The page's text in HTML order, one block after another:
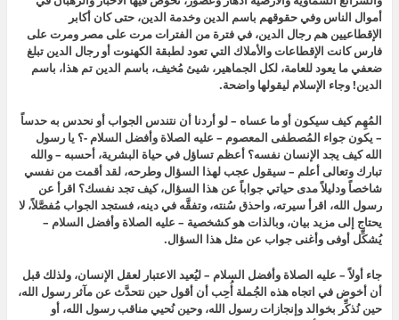
أموال الناس وفي حقوقهم باسم الدين وخدمة الدين، حتى كان أكابر
الإقطاعيين هم رجال الدين، في فترة من الفترات مرت على مصر ومرت على
فارس كانت الإقطاعات والأملاك التي تعود لطبقة الكهنوت أو رجال الدين تبلغ
ضعفي ما يعود للعامة، لكل الجماهير، شيئ مُخيف، باسم الدين تم هذا، باسم
الدين! وجاء الإسلام ليقولها واضحة.
المُهِم كيف سيكون أو ما عساه – لو أردنا أن نتندس الجواب أو نحدس به حدساً
– يكون جواء المُصطفى المعصوم – عليه الصلاة وأفضل السلام -؟ يا رسول
الله كيف يجد الإنسان نفسه؟ أعظم تساؤل في حياة البشرية، أحسبه – والله
تبارك وتعالى أعلم – سيقول عجب لهذا السؤال وطرحه، لقد أقمت من نفسي
شاخصاً ودليلاً مدى حياتي جواباً عن هذا السؤال، كيف تجد نفسك؟ اقرأ عن
رسول الله، اقرأ سيرته، واحذق سُنته، وتفقَّه في دينه، فستجد الجواب مُفصَّلاً، لا
يحتاج إلى مزيد بيان، وبالذات هو كشخصية – عليه الصلاة وأفضل السلام –
يُشكِّل أوفى وأغنى جواب عن مثل هذا السؤال.
جاء أولاً – عليه الصلاة وأفضل السلام – ليُعيد الاعتبار لعقل الإنسان، ولذلك قبل
أن أخوض في اتجاه هذه الجُملة أُحِب أن أقول حين نتحدَّث عن مآثر رسول الله،
حين نُذكِّر بخوالد وإنجازات رسول الله، وحين نُحيي مناقب رسول الله، أو